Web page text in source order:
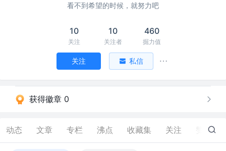
看不到希望的时候，就努力吧
10
关注
10
关注者
460
掘力值
关注 私信
获得徽章 0
动态 文章 专栏 沸点 收藏集 关注 3